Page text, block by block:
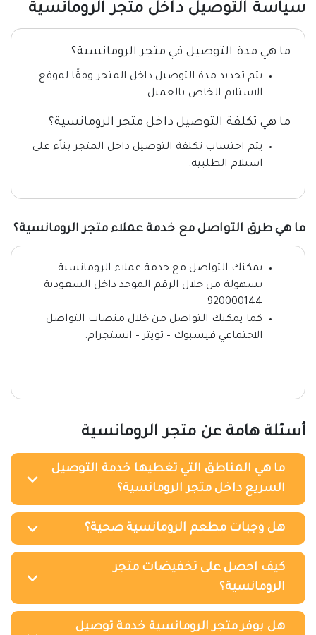
سياسة التوصيل داخل متجر الرومانسية
ما هي مدة التوصيل في متجر الرومانسية؟
يتم تحديد مدة التوصيل داخل المتجر وفقًا لموقع
الاستلام الخاص بالعميل.
ما هي تكلفة التوصيل داخل متجر الرومانسية؟
يتم احتساب تكلفة التوصيل داخل المتجر بناًء على
استلام الطلبية.
ما هي طرق التواصل مع خدمة عملاء متجر الرومانسية؟
يمكنك التواصل مع خدمة عملاء الرومانسية
بسهولة من خلال الرقم الموحد داخل السعودية
920000144
كما يمكنك التواصل من خلال منصات التواصل
الاجتماعي فيسبوك – تويتر– انستجرام.
أسئلة هامة عن متجر الرومانسية
ما هي المناطق التي تغطيها خدمة التوصيل
السريع داخل متجر الرومانسية؟
هل وجبات مطعم الرومانسية صحية؟
كيف احصل على تخفيضات متجر
الرومانسية؟
هل يوفر متجر الرومانسية خدمة توصيل